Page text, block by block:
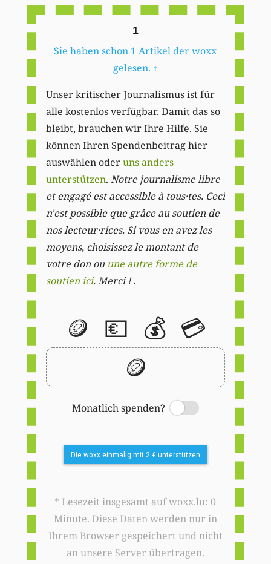
1
Sie haben schon 1 Artikel der woxx
gelesen. ↑
Unser kritischer Journalismus ist für
alle kostenlos verfügbar. Damit das so
bleibt, brauchen wir Ihre Hilfe. Sie
können Ihren Spendenbeitrag hier
auswählen oderuns anders
unterstützen. Notre journalisme libre
et engagé est accessible à tous·tes. Ceci
n'est possible que grâce au soutien de
nos lecteur·rices. Si vous en avez les
moyens, choisissez le montant de
votre don ou une autre forme de
soutien ici. Merci ! .
🪙 💶 💰 💳
🪙
Monatlich spenden?
Switch
Die woxx einmalig mit 2 € unterstützen
* Lesezeit insgesamt auf woxx.lu: 0
Minute. Diese Daten werden nur in
Ihrem Browser gespeichert und nicht
an unsere Server übertragen.